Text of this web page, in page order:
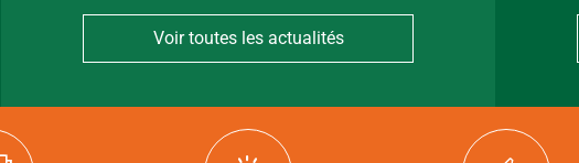
Voir toutes les actualités